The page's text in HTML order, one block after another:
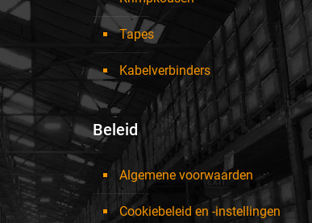
Tapes
Kabelverbinders
Beleid
Algemene voorwaarden
Cookiebeleid en -instellingen